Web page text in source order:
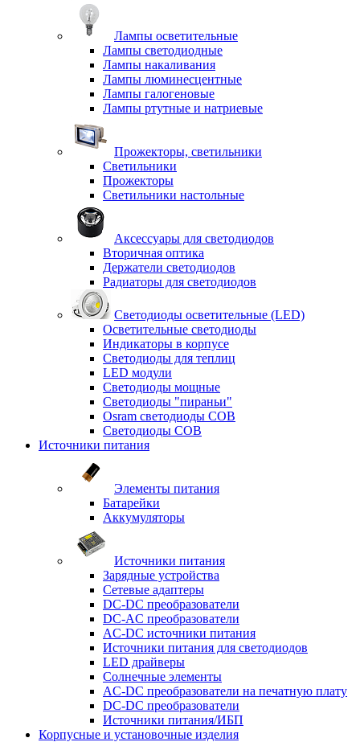
Лампы осветительные
Лампы светодиодные
Лампы накаливания
Лампы люминесцентные
Лампы галогеновые
Лампы ртутные и натриевые
Прожекторы, светильники
Светильники
Прожекторы
Светильники настольные
Аксессуары для светодиодов
Вторичная оптика
Держатели светодиодов
Радиаторы для светодиодов
Светодиоды осветительные (LED)
Осветительные светодиоды
Индикаторы в корпусе
Светодиоды для теплиц
LED модули
Светодиоды мощные
Светодиоды "пираньи"
Osram светодиоды COB
Светодиоды COB
Источники питания
Элементы питания
Батарейки
Аккумуляторы
Источники питания
Зарядные устройства
Сетевые адаптеры
DC-DC преобразователи
DC-AC преобразователи
AC-DC источники питания
Источники питания для светодиодов
LED драйверы
Солнечные элементы
AC-DC преобразователи на печатную плату
DC-DC преобразователи
Источники питания/ИБП
Корпусные и установочные изделия